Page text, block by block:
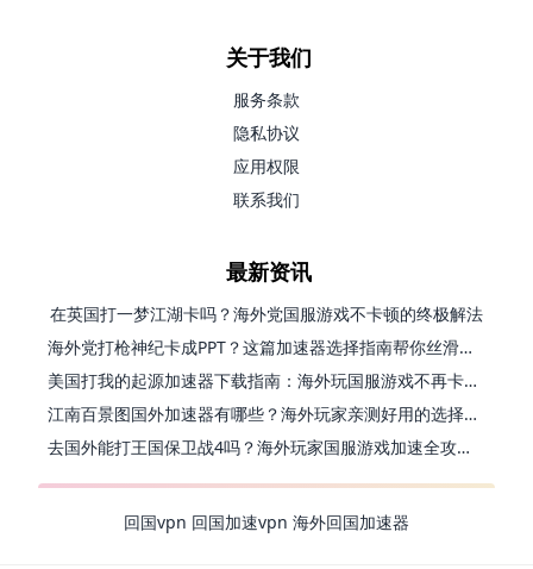
关于我们
服务条款
隐私协议
应用权限
联系我们
最新资讯
在英国打一梦江湖卡吗？海外党国服游戏不卡顿的终极解法
海外党打枪神纪卡成PPT？这篇加速器选择指南帮你丝滑上分
美国打我的起源加速器下载指南：海外玩国服游戏不再卡的终极方案
江南百景图国外加速器有哪些？海外玩家亲测好用的选择与避坑指南
去国外能打王国保卫战4吗？海外玩家国服游戏加速全攻略（附公主连结幻想江湖实测）
回国vpn 回国加速vpn 海外回国加速器